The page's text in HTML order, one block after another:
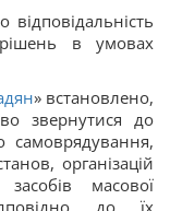
відповідальність
в умовах
» встановлено,
звернутися до
самоврядування,
організацій
масової
до їх